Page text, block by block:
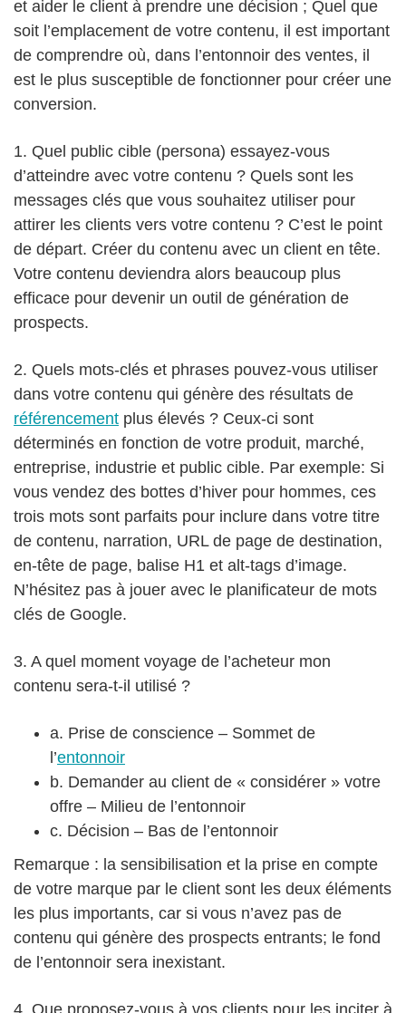
et aider le client à prendre une décision ; Quel que
soit l’emplacement de votre contenu, il est important
de comprendre où, dans l’entonnoir des ventes, il
est le plus susceptible de fonctionner pour créer une
conversion.
1. Quel public cible (persona) essayez-vous
d’atteindre avec votre contenu ? Quels sont les
messages clés que vous souhaitez utiliser pour
attirer les clients vers votre contenu ? C’est le point
de départ. Créer du contenu avec un client en tête.
Votre contenu deviendra alors beaucoup plus
efficace pour devenir un outil de génération de
prospects.
2. Quels mots-clés et phrases pouvez-vous utiliser
dans votre contenu qui génère des résultats de
référencement plus élevés ? Ceux-ci sont
déterminés en fonction de votre produit, marché,
entreprise, industrie et public cible. Par exemple: Si
vous vendez des bottes d’hiver pour hommes, ces
trois mots sont parfaits pour inclure dans votre titre
de contenu, narration, URL de page de destination,
en-tête de page, balise H1 et alt-tags d’image.
N’hésitez pas à jouer avec le planificateur de mots
clés de Google.
3. A quel moment voyage de l’acheteur mon
contenu sera-t-il utilisé ?
a. Prise de conscience – Sommet de
l’entonnoir
b. Demander au client de « considérer » votre
offre – Milieu de l’entonnoir
c. Décision – Bas de l’entonnoir
Remarque : la sensibilisation et la prise en compte
de votre marque par le client sont les deux éléments
les plus importants, car si vous n’avez pas de
contenu qui génère des prospects entrants; le fond
de l’entonnoir sera inexistant.
4. Que proposez-vous à vos clients pour les inciter à